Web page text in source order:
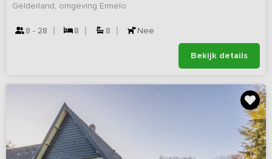
Gelderland, omgeving Ermelo
8 - 28 8 8 Nee
Bekijk details